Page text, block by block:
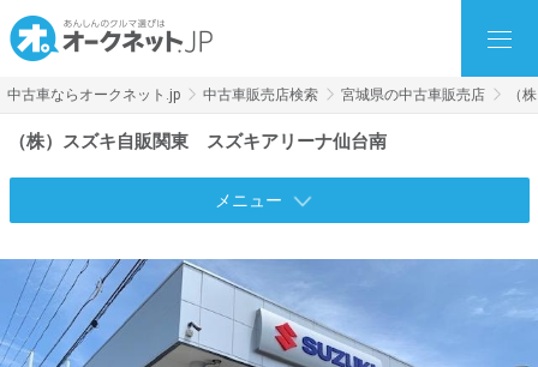
中古車ならオークネット.jp 中古車販売店検索 宮城県の中古車販売店 （
（株）スズキ自販関東 スズキアリーナ仙台南
メニュー